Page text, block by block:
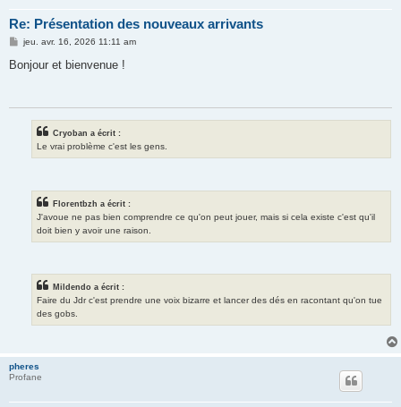
Re: Présentation des nouveaux arrivants
M
s
jeu. avr. 16, 2026 11:11 am
Bonjour et bienvenue !
Cryoban a écrit :
Le vrai problème c'est les gens.
Florentbzh a écrit :
J'avoue ne pas bien comprendre ce qu'on peut jouer, mais si cela existe c'est qu'il
doit bien y avoir une raison.
Mildendo a écrit :
Faire du Jdr c'est prendre une voix bizarre et lancer des dés en racontant qu'on tue
des gobs.
pheres
Profane